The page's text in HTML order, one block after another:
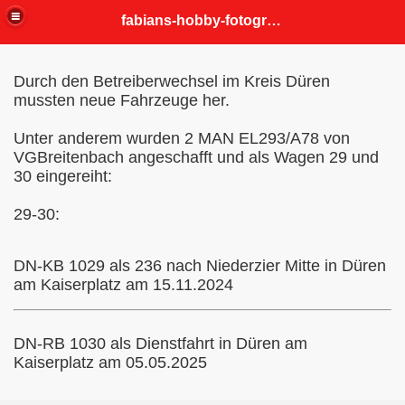
fabians-hobby-fotografien
Durch den Betreiberwechsel im Kreis Düren
mussten neue Fahrzeuge her.
Unter anderem wurden 2 MAN EL293/A78 von
VGBreitenbach angeschafft und als Wagen 29 und
30 eingereiht:
29-30:
DN-KB 1029 als 236 nach Niederzier Mitte in Düren
am Kaiserplatz am 15.11.2024
DN-RB 1030 als Dienstfahrt in Düren am
Kaiserplatz am 05.05.2025